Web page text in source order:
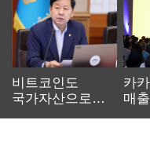
비트코인도
국가자산으로…'
카
매